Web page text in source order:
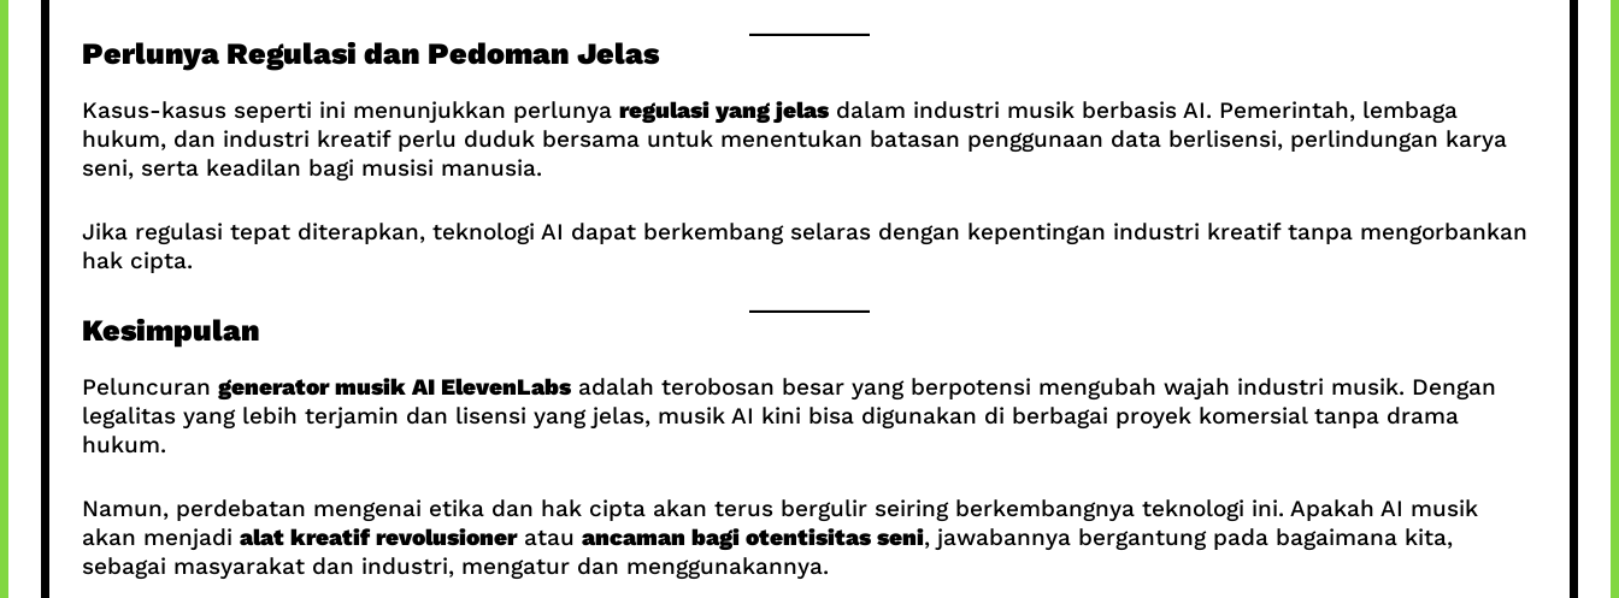
Perlunya Regulasi dan Pedoman Jelas
Kasus-kasus seperti ini menunjukkan perlunya regulasi yang jelasdalam industri musik berbasis AI. Pemerintah, lembaga
hukum, dan industri kreatif perlu duduk bersama untuk menentukan batasan penggunaan data berlisensi, perlindungan karya
seni, serta keadilan bagi musisi manusia.
Jika regulasi tepat diterapkan, teknologi AI dapat berkembang selaras dengan kepentingan industri kreatif tanpa mengorbankan
hak cipta.
Kesimpulan
Peluncuran generator musik AI ElevenLabsadalah terobosan besar yang berpotensi mengubah wajah industri musik. Dengan
legalitas yang lebih terjamin dan lisensi yang jelas, musik AI kini bisa digunakan di berbagai proyek komersial tanpa drama
hukum.
Namun, perdebatan mengenai etika dan hak cipta akan terus bergulir seiring berkembangnya teknologi ini. Apakah AI musik
akan menjadi alat kreatif revolusioneratau ancaman bagi otentisitas seni, jawabannya bergantung pada bagaimana kita,
sebagai masyarakat dan industri, mengatur dan menggunakannya.